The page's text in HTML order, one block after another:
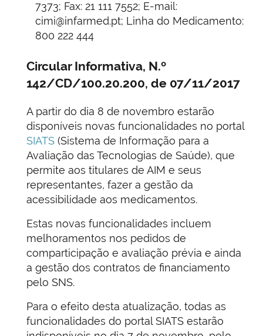
7373; Fax: 21 111 7552; E-mail:
cimi@infarmed.pt; Linha do Medicamento:
800 222 444
Circular Informativa, N.º
142/CD/100.20.200, de 07/11/2017
A partir do dia 8 de novembro estarão
disponíveis novas funcionalidades no portal
SIATS (Sistema de Informação para a
Avaliação das Tecnologias de Saúde), que
permite aos titulares de AIM e seus
representantes, fazer a gestão da
acessibilidade aos medicamentos.
Estas novas funcionalidades incluem
melhoramentos nos pedidos de
comparticipação e avaliação prévia e ainda
a gestão dos contratos de financiamento
pelo SNS.
Para o efeito desta atualização, todas as
funcionalidades do portal SIATS estarão